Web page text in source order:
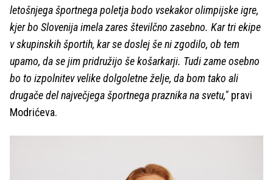
letošnjega športnega poletja bodo vsekakor olimpijske igre,
kjer bo Slovenija imela zares številčno zasebno. Kar tri ekipe
v skupinskih športih, kar se doslej še ni zgodilo, ob tem
upamo, da se jim pridružijo še košarkarji. Tudi zame osebno
bo to izpolnitev velike dolgoletne želje, da bom tako ali
drugače del največjega športnega praznika na svetu," pravi
Modrićeva.